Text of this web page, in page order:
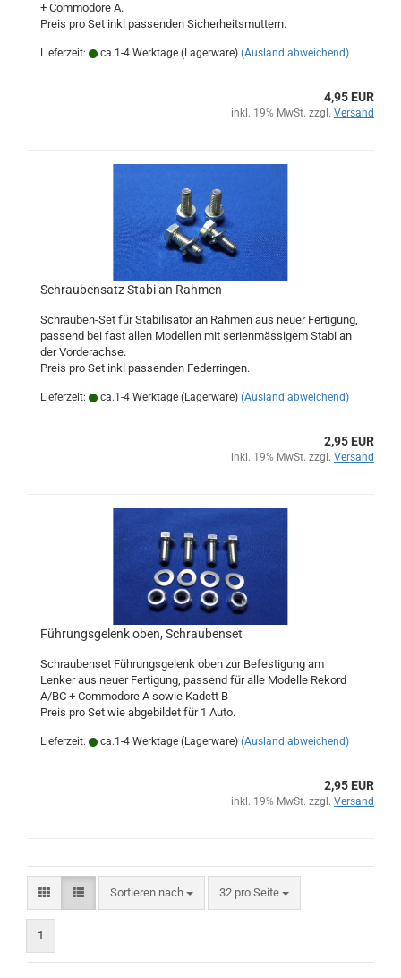
+ Commodore A.
Preis pro Set inkl passenden Sicherheitsmuttern.
Lieferzeit: ca.1-4 Werktage (Lagerware) (Ausland abweichend)
4,95 EUR
inkl. 19% MwSt. zzgl. Versand
Schraubensatz Stabi an Rahmen
Schrauben-Set für Stabilisator an Rahmen aus neuer Fertigung,
passend bei fast allen Modellen mit serienmässigem Stabi an
der Vorderachse.
Preis pro Set inkl passenden Federringen.
Lieferzeit: ca.1-4 Werktage (Lagerware) (Ausland abweichend)
2,95 EUR
inkl. 19% MwSt. zzgl. Versand
Führungsgelenk oben, Schraubenset
Schraubenset Führungsgelenk oben zur Befestigung am
Lenker aus neuer Fertigung, passend für alle Modelle Rekord
A/BC + Commodore A sowie Kadett B
Preis pro Set wie abgebildet für 1 Auto.
Lieferzeit: ca.1-4 Werktage (Lagerware) (Ausland abweichend)
2,95 EUR
inkl. 19% MwSt. zzgl. Versand
Sortieren nach
Sortieren nach 32 pro Seite
pro Seite
1